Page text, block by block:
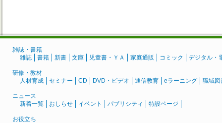
雑誌・書籍
雑誌
書籍 新書 文庫 児童書・ＹＡ 家庭通販 コミック デジタル・
研修・教材
人材育成
セミナー CD DVD・ビデオ 通信教育 eラーニング 職域図
ニュース
新着一覧
おしらせ イベント パブリシティ 特設ページ
お役立ち